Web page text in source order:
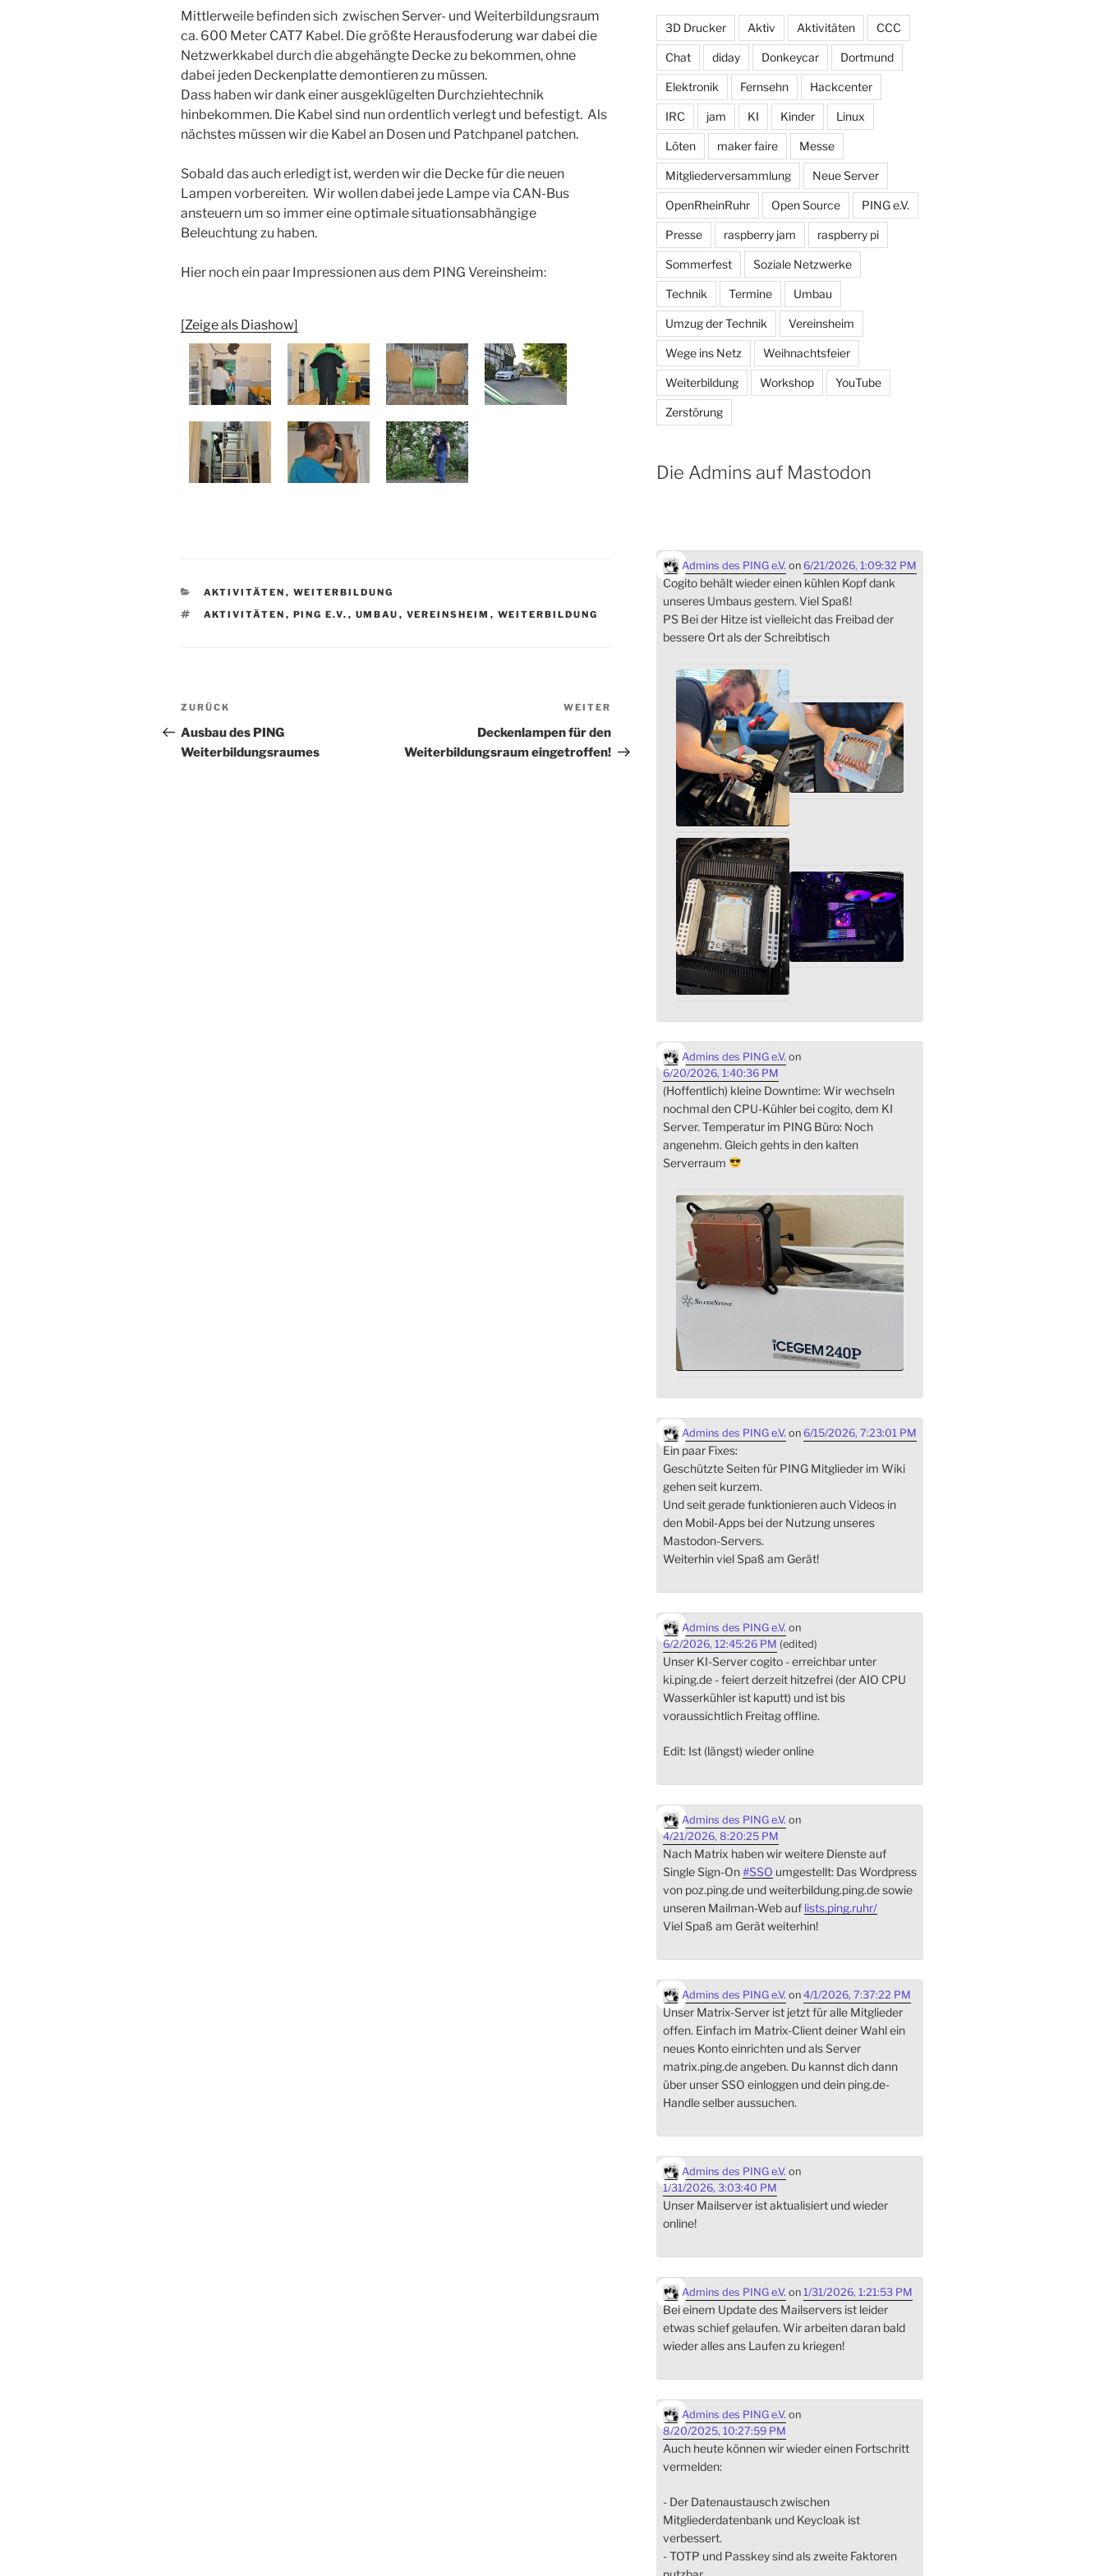
Mittlerweile befinden sich zwischen Server- und Weiterbildungsraum
ca. 600 Meter CAT7 Kabel. Die größte Herausfoderung war dabei die
Netzwerkkabel durch die abgehängte Decke zu bekommen, ohne
dabei jeden Deckenplatte demontieren zu müssen.
Dass haben wir dank einer ausgeklügelten Durchziehtechnik
hinbekommen. Die Kabel sind nun ordentlich verlegt und befestigt. Als
nächstes müssen wir die Kabel an Dosen und Patchpanel patchen.
Sobald das auch erledigt ist, werden wir die Decke für die neuen
Lampen vorbereiten. Wir wollen dabei jede Lampe via CAN-Bus
ansteuern um so immer eine optimale situationsabhängige
Beleuchtung zu haben.
Hier noch ein paar Impressionen aus dem PING Vereinsheim:
[Zeige als Diashow]
KATEGORIEN
AKTIVITÄTEN , WEITERBILDUNG
SCHLAGWÖRTER
AKTIVITÄTEN , PING E.V. , UMBAU , VEREINSHEIM , WEITERBILDUNG
Beitragsnavigation
Vorheriger
Beitrag
ZURÜCK
Ausbau des PING
Weiterbildungsraumes
Beitrag
WEITER
Deckenlampen für den
Weiterbildungsraum eingetroffen!
3D Drucker Aktiv Aktivitäten CCC
Chat diday Donkeycar Dortmund
Elektronik Fernsehn Hackcenter
IRC jam KI Kinder Linux
Löten maker faire Messe
Mitgliederversammlung Neue Server
OpenRheinRuhr Open Source PING e.V.
Presse raspberry jam raspberry pi
Sommerfest Soziale Netzwerke
Technik Termine Umbau
Umzug der Technik Vereinsheim
Wege ins Netz Weihnachtsfeier
Weiterbildung Workshop YouTube
Zerstörung
Die Admins auf Mastodon
Admins des PING e.V. on 6/21/2026, 1:09:32 PM
Cogito behält wieder einen kühlen Kopf dank
unseres Umbaus gestern. Viel Spaß!
PS Bei der Hitze ist vielleicht das Freibad der
bessere Ort als der Schreibtisch
Admins des PING e.V. on
6/20/2026, 1:40:36 PM
(Hoffentlich) kleine Downtime: Wir wechseln
nochmal den CPU-Kühler bei cogito, dem KI
Server. Temperatur im PING Büro: Noch
angenehm. Gleich gehts in den kalten
Serverraum
Admins des PING e.V. on 6/15/2026, 7:23:01 PM
Ein paar Fixes:
Geschützte Seiten für PING Mitglieder im Wiki
gehen seit kurzem.
Und seit gerade funktionieren auch Videos in
den Mobil-Apps bei der Nutzung unseres
Mastodon-Servers.
Weiterhin viel Spaß am Gerät!
Admins des PING e.V. on
6/2/2026, 12:45:26 PM (edited)
Unser KI-Server cogito - erreichbar unter
ki.ping.de - feiert derzeit hitzefrei (der AIO CPU
Wasserkühler ist kaputt) und ist bis
voraussichtlich Freitag offline.
Edit: Ist (längst) wieder online
Admins des PING e.V. on
4/21/2026, 8:20:25 PM
Nach Matrix haben wir weitere Dienste auf
Single Sign-On#SSO umgestellt: Das Wordpress
von poz.ping.de und weiterbildung.ping.de sowie
unseren Mailman-Web auf lists.ping.ruhr/
Viel Spaß am Gerät weiterhin!
Admins des PING e.V. on 4/1/2026, 7:37:22 PM
Unser Matrix-Server ist jetzt für alle Mitglieder
offen. Einfach im Matrix-Client deiner Wahl ein
neues Konto einrichten und als Server
matrix.ping.de angeben. Du kannst dich dann
über unser SSO einloggen und dein ping.de-
Handle selber aussuchen.
Admins des PING e.V. on
1/31/2026, 3:03:40 PM
Unser Mailserver ist aktualisiert und wieder
online!
Admins des PING e.V. on 1/31/2026, 1:21:53 PM
Bei einem Update des Mailservers ist leider
etwas schief gelaufen. Wir arbeiten daran bald
wieder alles ans Laufen zu kriegen!
Admins des PING e.V. on
8/20/2025, 10:27:59 PM
Auch heute können wir wieder einen Fortschritt
vermelden:
- Der Datenaustausch zwischen
Mitgliederdatenbank und Keycloak ist
verbessert.
- TOTP und Passkey sind als zweite Faktoren